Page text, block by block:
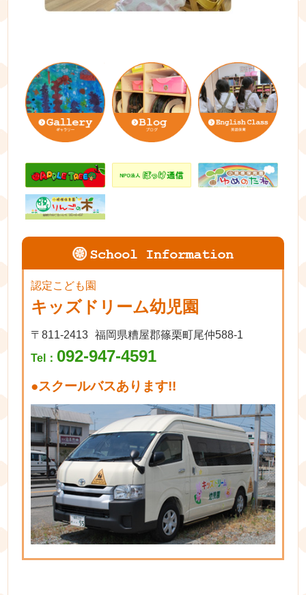
認定こども園
キッズドリーム幼児園
〒811-2413
福岡県糟屋郡篠栗町尾仲588-1
Tel： 092-947-4591
●スクールバスあります!!